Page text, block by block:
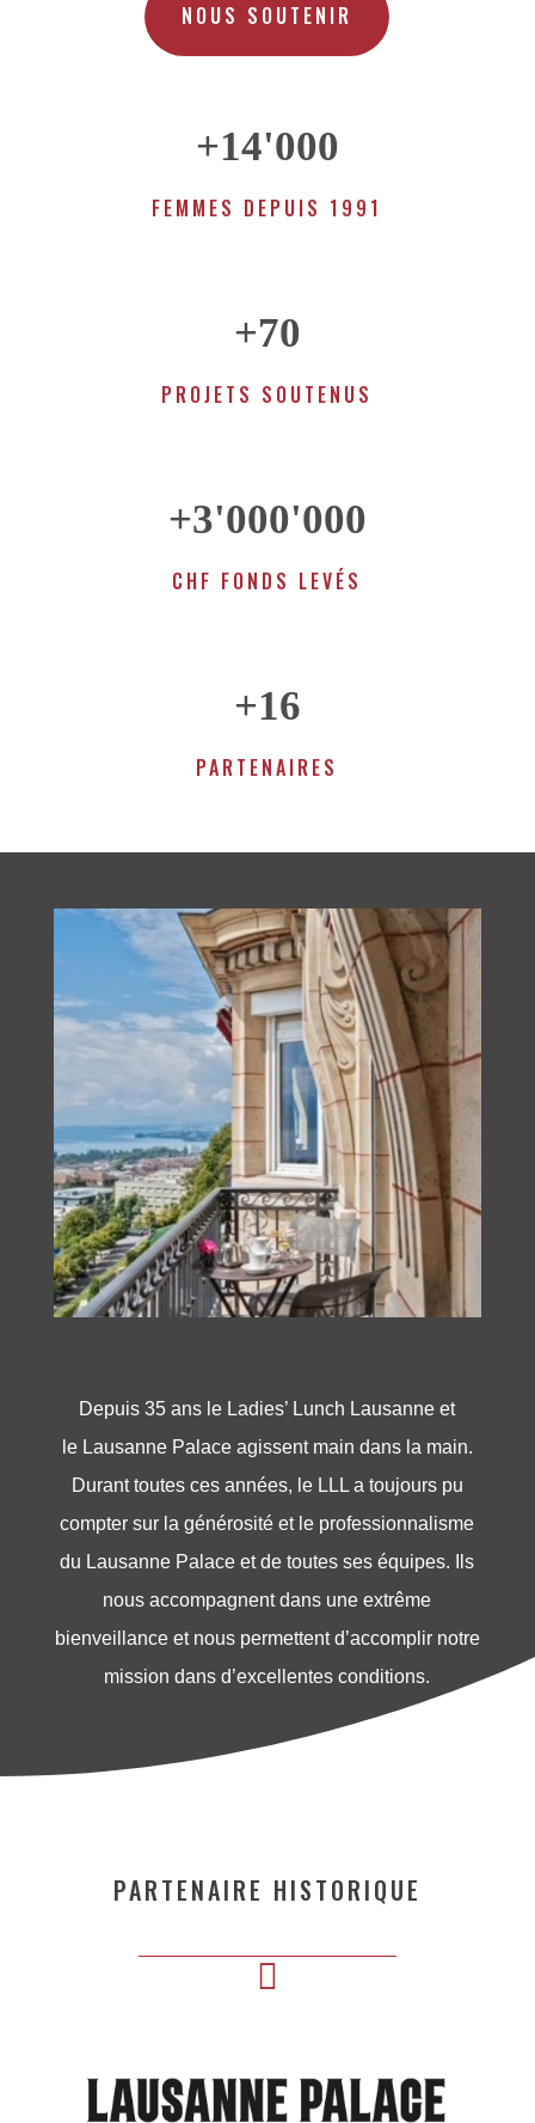
NOUS SOUTENIR
+14'000
FEMMES DEPUIS 1991
+70
PROJETS SOUTENUS
+3'000'000
CHF FONDS LEVÉS
+16
PARTENAIRES
Depuis 35 ans le Ladies’ Lunch Lausanne et
le Lausanne Palace agissent main dans la main.
Durant toutes ces années, le LLL a toujours pu
compter sur la générosité et le professionnalisme
du Lausanne Palace et de toutes ses équipes. Ils
nous accompagnent dans une extrême
bienveillance et nous permettent d’accomplir notre
mission dans d’excellentes conditions.
PARTENAIRE HISTORIQUE
